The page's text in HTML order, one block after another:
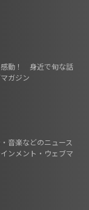
感動！ 身近で旬な話
ガジン
音楽などのニュース
ンメント・ウェブマ